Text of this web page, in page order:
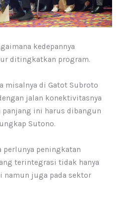
kedepannya
ditingkatkan program.
misalnya di Gatot Subroto
jalan konektivitasnya
panjang ini harus dibangun
Sutono.
perlunya peningkatan
terintegrasi tidak hanya
namun juga pada sektor